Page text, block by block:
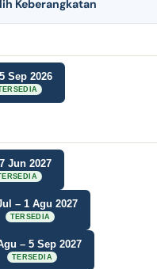
Keberangkatan
Sep 2026
Jun 2027
– 1 Agu 2027
TERSEDIA
– 5 Sep 2027
TERSEDIA